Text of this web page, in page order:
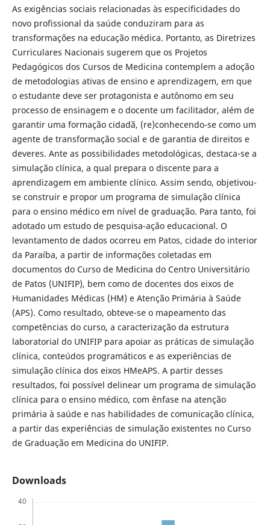
As exigências sociais relacionadas às especificidades do
novo profissional da saúde conduziram para as
transformações na educação médica. Portanto, as Diretrizes
Curriculares Nacionais sugerem que os Projetos
Pedagógicos dos Cursos de Medicina contemplem a adoção
de metodologias ativas de ensino e aprendizagem, em que
o estudante deve ser protagonista e autônomo em seu
processo de ensinagem e o docente um facilitador, além de
garantir uma formação cidadã, (re)conhecendo-se como um
agente de transformação social e de garantia de direitos e
deveres. Ante as possibilidades metodológicas, destaca-se a
simulação clínica, a qual prepara o discente para a
aprendizagem em ambiente clínico. Assim sendo, objetivou-
se construir e propor um programa de simulação clínica
para o ensino médico em nível de graduação. Para tanto, foi
adotado um estudo de pesquisa-ação educacional. O
levantamento de dados ocorreu em Patos, cidade do interior
da Paraíba, a partir de informações coletadas em
documentos do Curso de Medicina do Centro Universitário
de Patos (UNIFIP), bem como de docentes dos eixos de
Humanidades Médicas (HM) e Atenção Primária à Saúde
(APS). Como resultado, obteve-se o mapeamento das
competências do curso, a caracterização da estrutura
laboratorial do UNIFIP para apoiar as práticas de simulação
clínica, conteúdos programáticos e as experiências de
simulação clínica dos eixos HMeAPS. A partir desses
resultados, foi possível delinear um programa de simulação
clínica para o ensino médico, com ênfase na atenção
primária à saúde e nas habilidades de comunicação clínica,
a partir das experiências de simulação existentes no Curso
de Graduação em Medicina do UNIFIP.
Downloads